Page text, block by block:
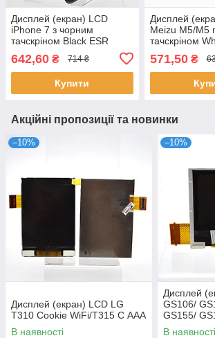
Дисплей (екран) LCD
iPhone 7 з чорним
тачскріном Black ESR
642,60 ₴ 714 ₴
Купити
Дисплей
Meizu M5/M5
тачскріном
571,50₴
Акційні пропозиції та новинки
–10%
Дисплей (екран) LCD LG
T310 Cookie WiFi/T315 C ААА
В наявності
–10%
Дисплей
GS106/
GS155/
GD190 HC
В наявності